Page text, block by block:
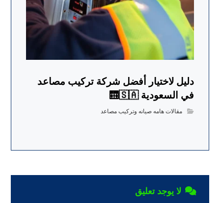
دليل لاختيار أفضل شركة تركيب مصاعد
في السعودية 🛗🇸🇦
مقالات هامه صيانه وتركيب مصاعد
لا يوجد تعليق